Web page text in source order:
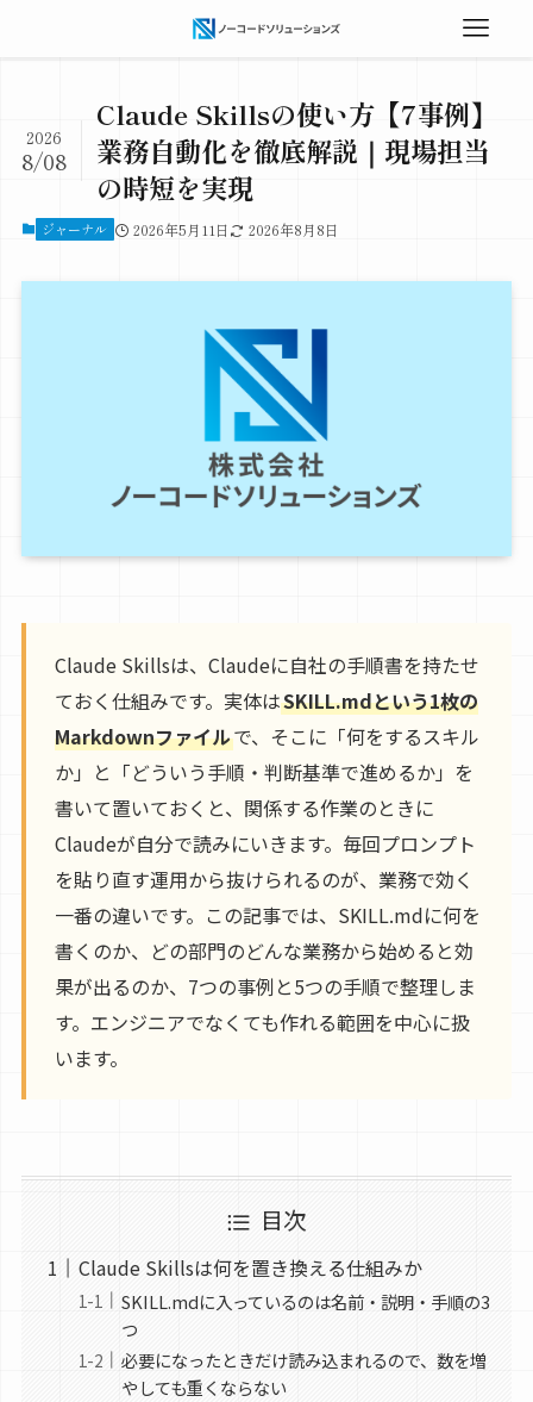
Claude Skillsの使い方【7事例】
業務自動化を徹底解説｜現場担当
の時短を実現
2026
8/08
ジャーナル 2026年5月11日 2026年8月8日
Claude Skillsは、Claudeに自社の手順書を持たせ
ておく仕組みです。実体はSKILL.mdという1枚の
Markdownファイルで、そこに「何をするスキル
か」と「どういう手順・判断基準で進めるか」を
書いて置いておくと、関係する作業のときに
Claudeが自分で読みにいきます。毎回プロンプト
を貼り直す運用から抜けられるのが、業務で効く
一番の違いです。この記事では、SKILL.mdに何を
書くのか、どの部門のどんな業務から始めると効
果が出るのか、7つの事例と5つの手順で整理しま
す。エンジニアでなくても作れる範囲を中心に扱
います。
目次
Claude Skillsは何を置き換える仕組みか
SKILL.mdに入っているのは名前・説明・手順の3
つ
必要になったときだけ読み込まれるので、数を増
やしても重くならない